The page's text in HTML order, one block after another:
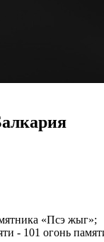
«Псэ жыг»;
- 101 огонь